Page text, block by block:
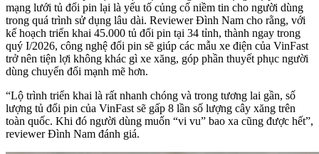
mạng lưới tủ đổi pin lại là yếu tố củng cố niềm tin cho người dùng
trong quá trình sử dụng lâu dài. Reviewer Đình Nam cho rằng, với
kế hoạch triển khai 45.000 tủ đổi pin tại 34 tỉnh, thành ngay trong
quý I/2026, công nghệ đổi pin sẽ giúp các mẫu xe điện của VinFast
trở nên tiện lợi không khác gì xe xăng, góp phần thuyết phục người
dùng chuyển đổi mạnh mẽ hơn.
“Lộ trình triển khai là rất nhanh chóng và trong tương lai gần, số
lượng tủ đổi pin của VinFast sẽ gấp 8 lần số lượng cây xăng trên
toàn quốc. Khi đó người dùng muốn “vi vu” bao xa cũng được hết”,
reviewer Đình Nam đánh giá.